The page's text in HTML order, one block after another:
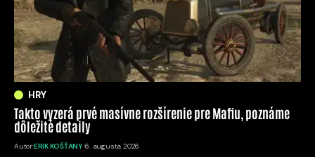
HRY
Takto vyzerá prvé masívne rozšírenie pre Mafiu, poznáme
dôležité detaily
Autor:ERIK KOŠŤANY 6. augusta 2026